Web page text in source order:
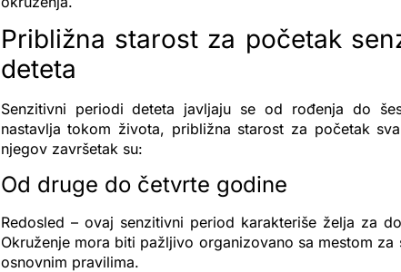
Približna starost za početak
deteta
Senzitivni periodi deteta javljaju se od rođenja do
nastavlja tokom života, približna starost za početak
njegov završetak su:
Od druge do četvrte godine
Redosled – ovaj senzitivni period karakteriše želja za
Okruženje mora biti pažljivo organizovano sa mestom
osnovnim pravilima.